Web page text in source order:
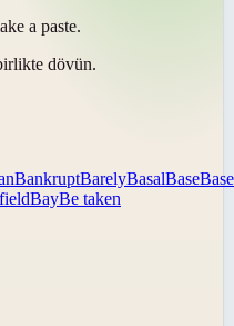
a paste.
dövün.
BankruptBarelyBasalBaseBase
BayBe taken